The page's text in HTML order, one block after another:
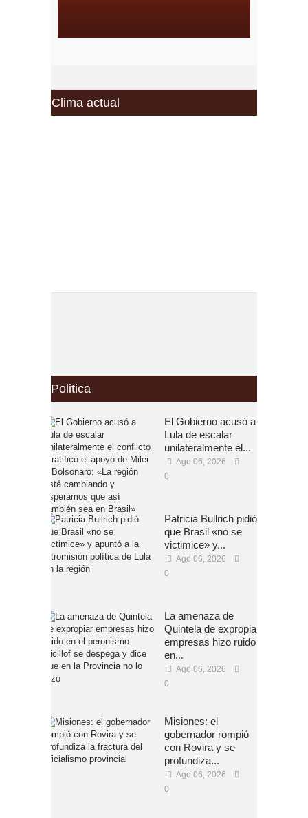
Clima actual
Politica
El Gobierno acusó a
Lula de escalar
unilateralmente el...
Ago 06, 2026
0
Patricia Bullrich pidió
que Brasil «no se
victimice» y...
Ago 06, 2026
0
La amenaza de
Quintela de expropiar
empresas hizo ruido
en...
Ago 06, 2026
0
Misiones: el
gobernador rompió
con Rovira y se
profundiza...
Ago 06, 2026
0